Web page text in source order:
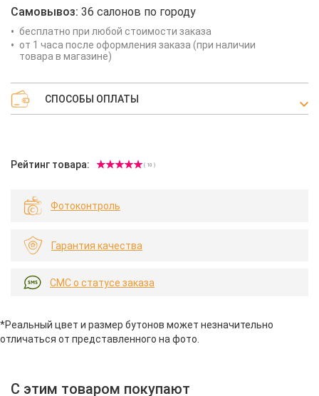
Самовывоз: 36 салонов по городу
бесплатно при любой стоимости заказа
от 1 часа после оформления заказа (при наличии
товара в магазине)
СПОСОБЫ ОПЛАТЫ
Рейтинг товара: ( 10 )
Фотоконтроль
Гарантия качества
СМС о статусе заказа
*Реальный цвет и размер бутонов может незначительно
отличаться от представленного на фото.
С этим товаром покупают